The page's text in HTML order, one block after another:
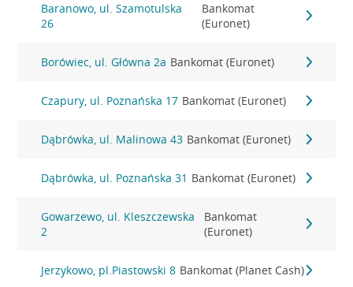
Baranowo, ul. Szamotulska
26
Bankomat
(Euronet)
Borówiec, ul. Główna 2a Bankomat (Euronet)
Czapury, ul. Poznańska 17 Bankomat (Euronet)
Dąbrówka, ul. Malinowa 43 Bankomat (Euronet)
Dąbrówka, ul. Poznańska 31 Bankomat (Euronet)
Gowarzewo, ul. Kleszczewska
2
Bankomat
(Euronet)
Jerzykowo, pl.Piastowski 8 Bankomat (Planet Cash)